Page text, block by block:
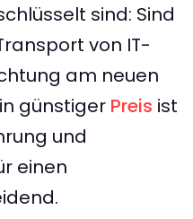
sind: Sind
von IT-
am neuen
günstiger Preis ist
und
einen